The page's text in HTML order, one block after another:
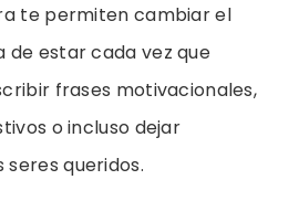
te permiten cambiar el
de estar cada vez que
frases motivacionales,
o incluso dejar
queridos.